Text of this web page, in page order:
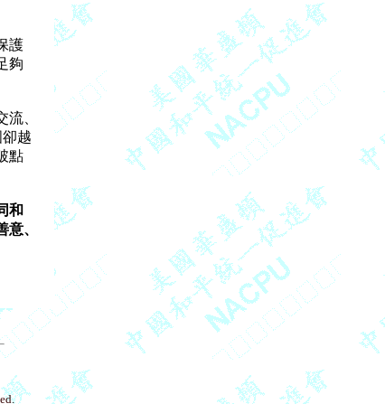
護
夠
、
越
點
和
、